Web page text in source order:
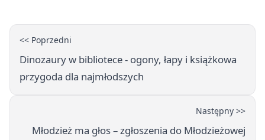
<< Poprzedni
Dinozaury w bibliotece - ogony, łapy i książkowa
przygoda dla najmłodszych
Następny >>
Młodzież ma głos – zgłoszenia do Młodzieżowej